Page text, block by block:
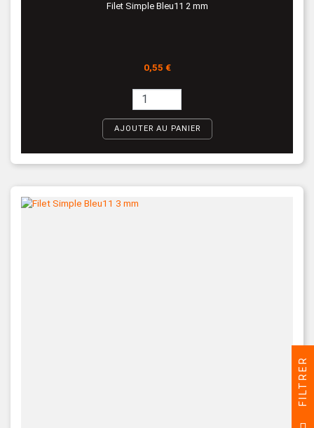
Filet Simple Bleu11 2 mm
Prix
0,55 €
AJOUTER AU PANIER
FILTRER